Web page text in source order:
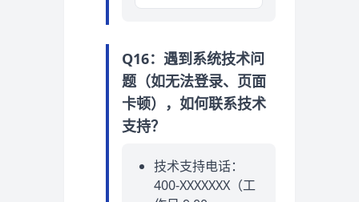
Q16：遇到系统技术问
题（如无法登录、页面
卡顿），如何联系技术
支持？
技术支持电话：
400-XXXXXXX（工